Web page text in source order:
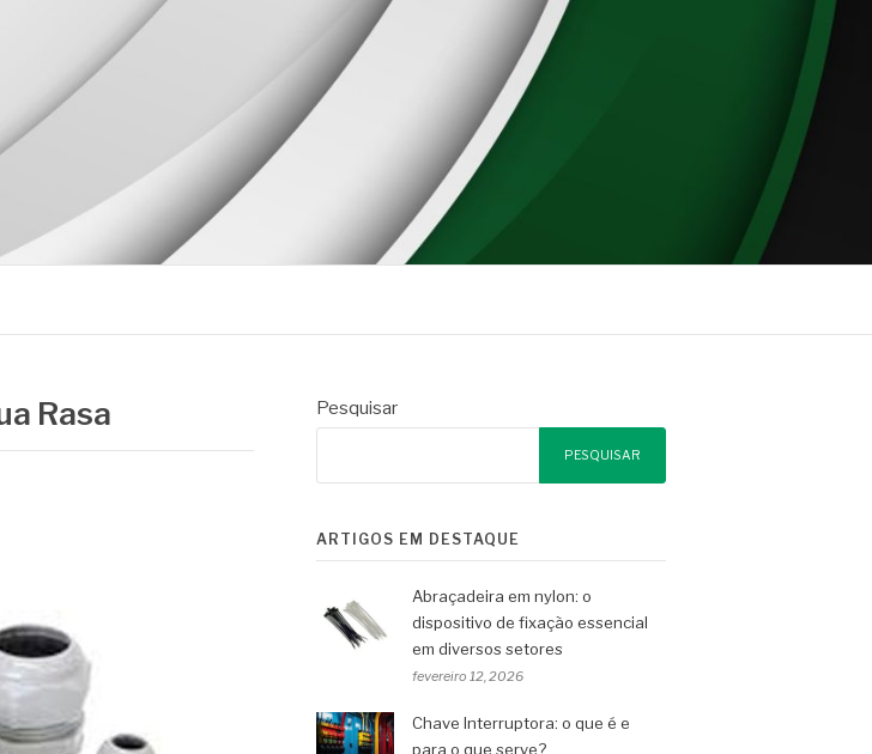
Rasa Pesquisar
PESQUISAR
ARTIGOS EM DESTAQUE
Abraçadeira em nylon: o
dispositivo de fixação essencial
em diversos setores
fevereiro 12, 2026
Chave Interruptora: o que é e
para o que serve?